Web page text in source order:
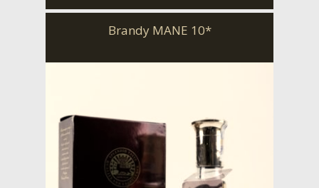
Brandy MANE 10*